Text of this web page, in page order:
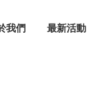
我們 最新活動